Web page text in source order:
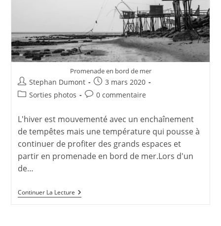
Promenade en bord de mer
Auteur/autrice
de
Stephan Dumont
Publication
publiée :
3 mars 2020
PostSorties photos
Commentaires
publication :
0 commentaire
L'hiver est mouvementé avec un enchaînement
de tempêtes mais une température qui pousse à
continuer de profiter des grands espaces et
partir en promenade en bord de mer.Lors d'un
de…
Continuer La LectureHiver
Mouvementé